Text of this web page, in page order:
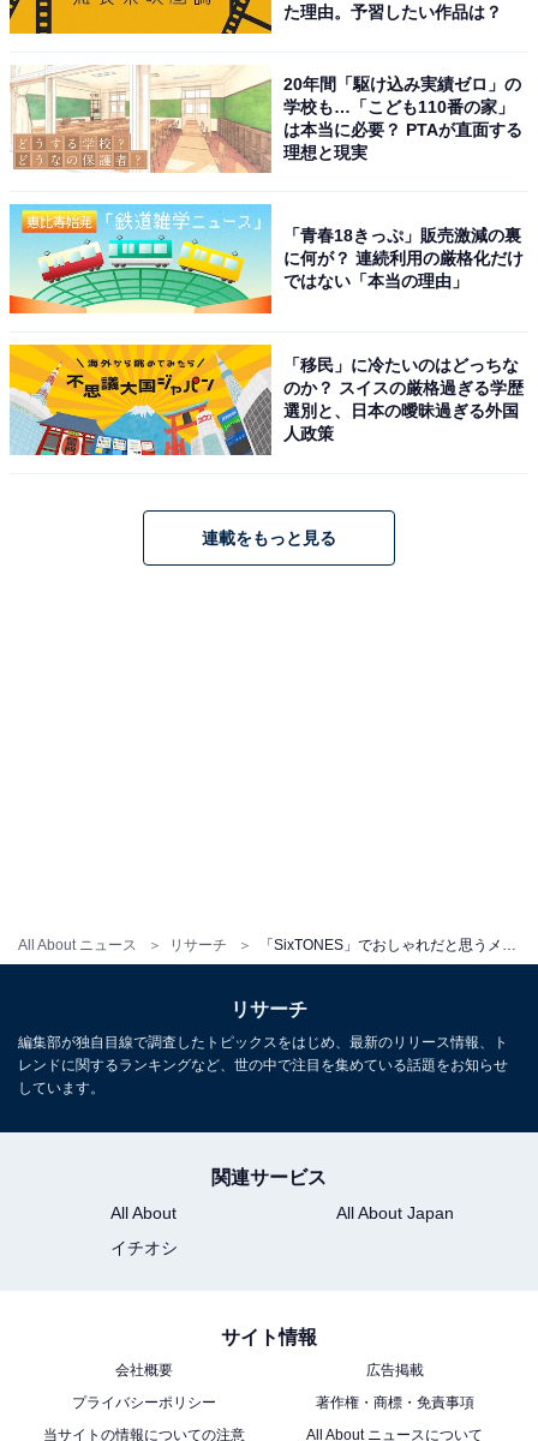
All About ニュース リサーチ
A post shared by SixTONES (@sixtones_official)
2006年9月にジャニーズ事務所に入所し、歌唱力の高さ
を武器にさまざまなユニットで活躍。グループではメイ
ンボーカルを担当することが多く、また『有吉ゼミ』
（日本テレビ系）、『オオカミ少年』（TBS系）などの
バラエティ番組ではキレのあるトークで幅広い世代から
人気を集めています。
俳優業も好調で、現在は映画『リボルバー・リリー』に
を演じています。
せられました。
＞6位までの全ランキング結果を見る
この記事の筆者：
ターに転身。芸能情報に精通し、週刊誌、ネットニ
ュースでテレビや芸能人に関するコラムなどを執
筆。編集プロダクション「ゆるま」を立ち上げる。
た理由。予習したい作品は？
20年間「駆け込み実績ゼロ」の
学校も…「こども110番の家」
は本当に必要？ PTAが直面する
理想と現実
「青春18きっぷ」販売激減の裏
に何が？ 連続利用の厳格化だけ
ではない「本当の理由」
「移民」に冷たいのはどっちな
のか？ スイスの厳格過ぎる学歴
選別と、日本の曖昧過ぎる外国
人政策
連載をもっと見る
リサーチ
編集部が独自目線で調査したトピックスをはじめ、最新のリリース情報、ト
レンドに関するランキングなど、世の中で注目を集めている話題をお知らせ
しています。
関連サービス
All About
All About Japan
イチオシ
サイト情報
会社概要
広告掲載
プライバシーポリシー
著作権・商標・免責事項
当サイトの情報についての注意
All About ニュースについて